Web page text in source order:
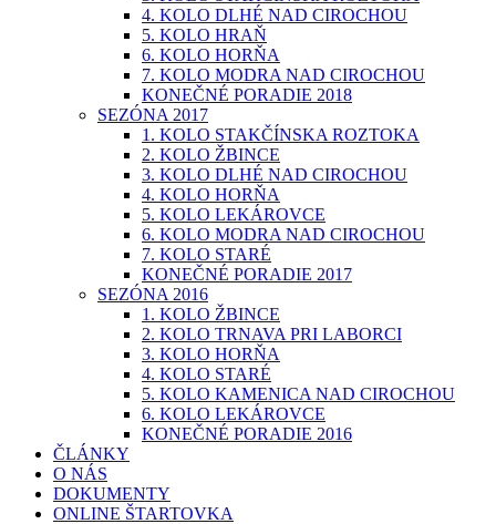
4. KOLO DLHÉ NAD CIROCHOU
5. KOLO HRAŇ
6. KOLO HORŇA
7. KOLO MODRA NAD CIROCHOU
KONEČNÉ PORADIE 2018
SEZÓNA 2017
1. KOLO STAKČÍNSKA ROZTOKA
2. KOLO ŽBINCE
3. KOLO DLHÉ NAD CIROCHOU
4. KOLO HORŇA
5. KOLO LEKÁROVCE
6. KOLO MODRA NAD CIROCHOU
7. KOLO STARÉ
KONEČNÉ PORADIE 2017
SEZÓNA 2016
1. KOLO ŽBINCE
2. KOLO TRNAVA PRI LABORCI
3. KOLO HORŇA
4. KOLO STARÉ
5. KOLO KAMENICA NAD CIROCHOU
6. KOLO LEKÁROVCE
KONEČNÉ PORADIE 2016
ČLÁNKY
O NÁS
DOKUMENTY
ONLINE ŠTARTOVKA